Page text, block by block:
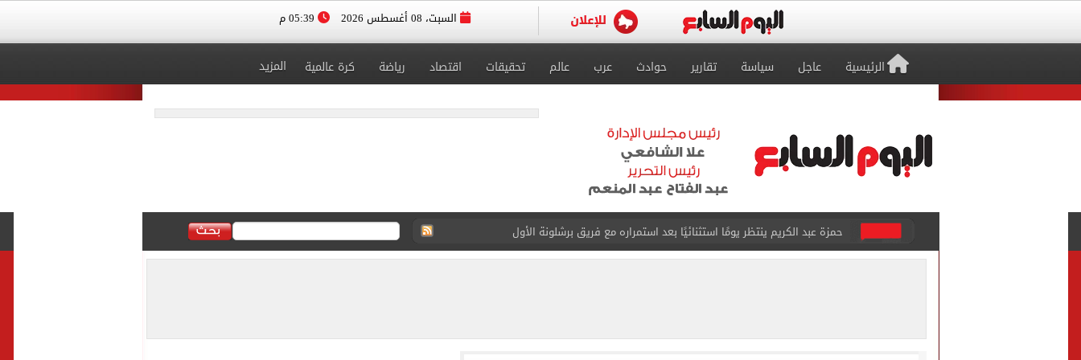
السبت، 08 أغسطس 2026
الرئيسية عاجل سياسة تقارير حوادث عرب عالم تحقيقات اقتصاد رياضة كرة عالمية المزيد
حمزة عبد الكريم ينتظر يومًا استثنائيًا بعد استمراره مع فريق برشلونة الأول
بيتسو موسيماني مديرا فنيا لمنتخب جنوب أفريقيا
الزمالك يعلن التشكيل الكامل للجهاز الفني لفريق الكرة بقيادة معتمد جمال